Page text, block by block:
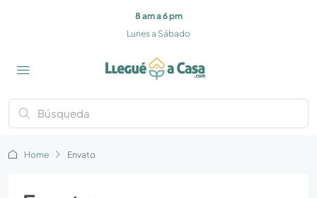
8 am a 6 pm
Lunes a Sábado
Home Envato